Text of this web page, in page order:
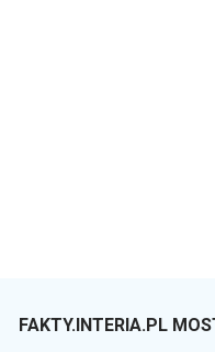
FAKTY.INTERIA.PL